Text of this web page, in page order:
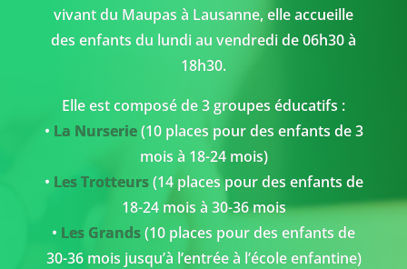
vivant du Maupas à Lausanne, elle accueille
des enfants du lundi au vendredi de 06h30 à
18h30.
Elle est composé de 3 groupes éducatifs :
• La Nurserie (10 places pour des enfants de 3
mois à 18-24 mois)
• Les Trotteurs(14 places pour des enfants de
18-24 mois à 30-36 mois
• Les Grands(10 places pour des enfants de
30-36 mois jusqu’à l’entrée à l’école enfantine)